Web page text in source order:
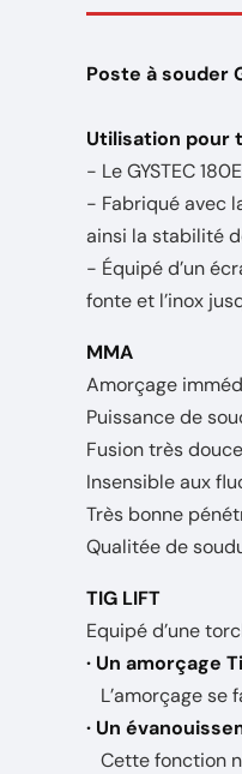
Poste à souder
Utilisation pour
- Le GYSTEC
- Fabriqué avec
ainsi la stabilité
- Équipé d’un
fonte et l’inox
MMA
Amorçage
Puissance de
Fusion très
Insensible aux
Très bonne
Qualitée de
TIG LIFT
Equipé d’une
· Un amorçage
L’amorçage
· Un
Cette fonction